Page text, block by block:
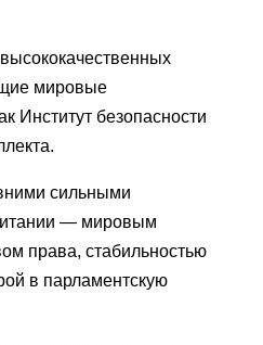
мировые
Институт безопасности
сильными
— мировым
права, стабильностью
в парламентскую